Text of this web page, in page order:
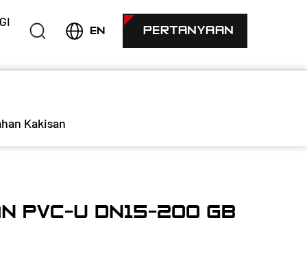
EN PERTANYAAN
Kakisan
PVC-U DN15-200 GB